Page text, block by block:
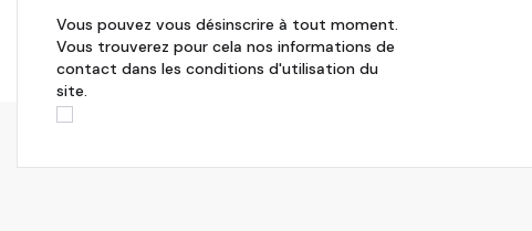
Vous pouvez vous désinscrire à tout moment.
Vous trouverez pour cela nos informations de
contact dans les conditions d'utilisation du
site.